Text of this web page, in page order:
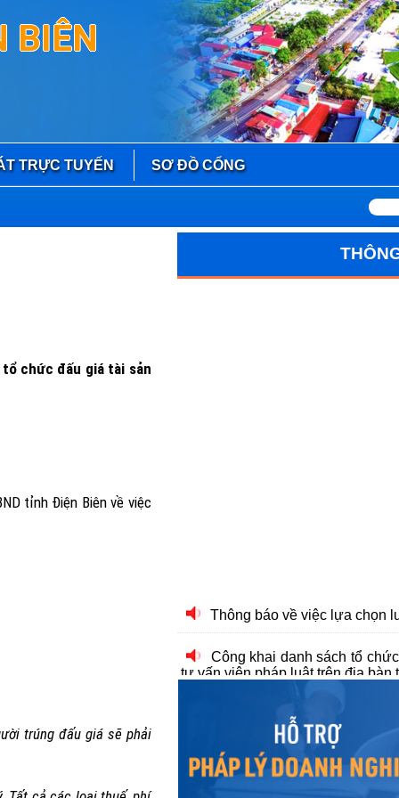
BIÊN
TRỰC TUYẾN SƠ ĐỒ CỔNG
chức đấu giá tài sản
tỉnh Điện Biên về việc
trúng đấu giá sẽ phải
Công khai danh sách tổ
tư vấn viên pháp luật trên địa
Thông báo Đấu giá tài sản
Thông báo Đấu giá tài sản
Thông báo đấu giá tài